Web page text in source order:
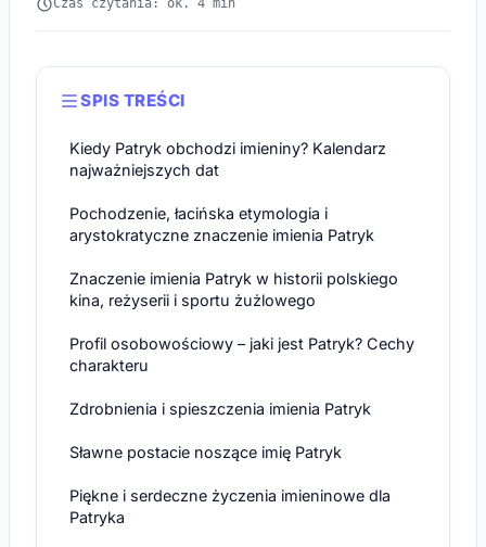
Czas czytania: ok. 4 min
SPIS TREŚCI
Kiedy Patryk obchodzi imieniny? Kalendarz
najważniejszych dat
Pochodzenie, łacińska etymologia i
arystokratyczne znaczenie imienia Patryk
Znaczenie imienia Patryk w historii polskiego
kina, reżyserii i sportu żużlowego
Profil osobowościowy – jaki jest Patryk? Cechy
charakteru
Zdrobnienia i spieszczenia imienia Patryk
Sławne postacie noszące imię Patryk
Piękne i serdeczne życzenia imieninowe dla
Patryka